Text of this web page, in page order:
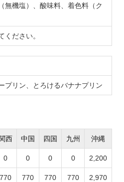
無機塩）、酸味料、着色料（ク
ください。
プリン とろけるバナナプリン
西 中国 四国 九州 沖縄
0 0 0 0 2,200
770 770 770 770 2,970